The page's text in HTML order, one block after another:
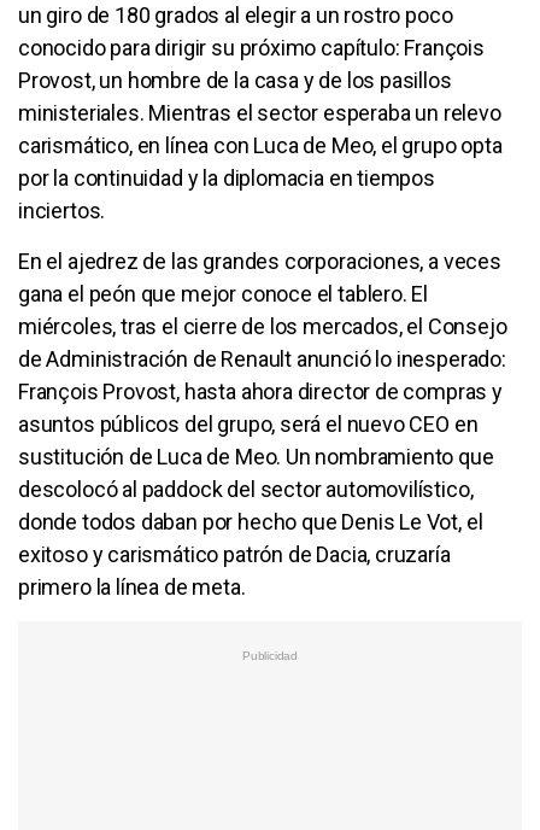
un giro de 180 grados al elegir a un rostro poco
conocido para dirigir su próximo capítulo: François
Provost, un hombre de la casa y de los pasillos
ministeriales. Mientras el sector esperaba un relevo
carismático, en línea con Luca de Meo, el grupo opta
por la continuidad y la diplomacia en tiempos
inciertos.
En el ajedrez de las grandes corporaciones, a veces
gana el peón que mejor conoce el tablero. El
miércoles, tras el cierre de los mercados, el Consejo
de Administración de Renault anunció lo inesperado:
François Provost, hasta ahora director de compras y
asuntos públicos del grupo, será el nuevo CEO en
sustitución de Luca de Meo. Un nombramiento que
descolocó al paddock del sector automovilístico,
donde todos daban por hecho que Denis Le Vot, el
exitoso y carismático patrón de Dacia, cruzaría
primero la línea de meta.